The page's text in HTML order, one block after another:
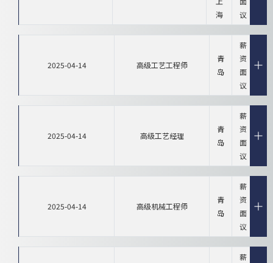
海
议
2025-04-14 高级工艺工程师
青
岛
薪
资
面
议
2025-04-14 高级工艺经理
青
岛
薪
资
面
议
2025-04-14 高级机械工程师
青
岛
薪
资
面
议
薪